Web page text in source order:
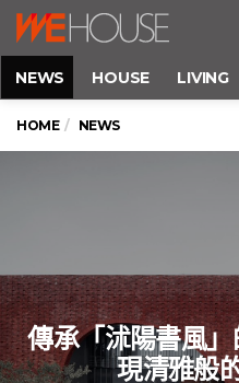
NEWS HOUSE LIVING
HOME NEWS
傳承「沭陽書風
現清雅般